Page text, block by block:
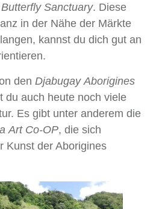
Sanctuary. Diese
in der Nähe der Märkte
kannst du dich gut an
den Djabugay Aborigines
du auch heute noch viele
Es gibt unter anderem die
Art Co-OP, die sich
Kunst der Aborigines